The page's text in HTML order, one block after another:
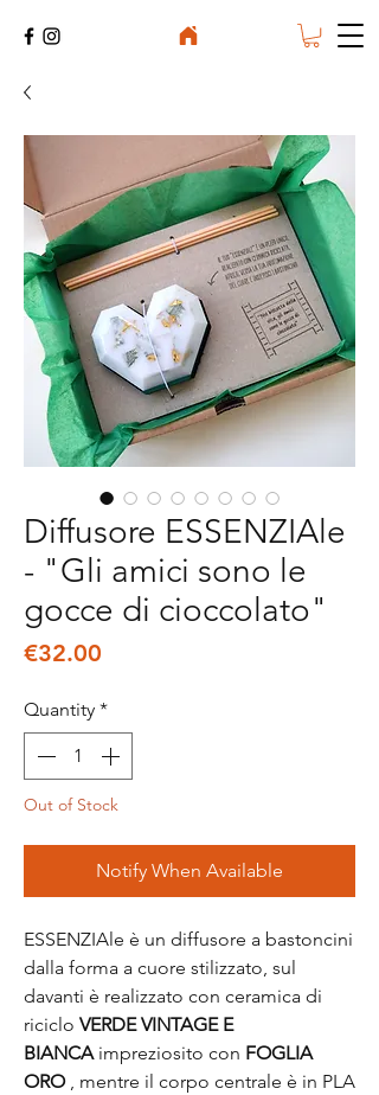
Diffusore ESSENZIAle
- "Gli amici sono le
gocce di cioccolato"
€32.00
Quantity *
Out of Stock
Notify When Available
ESSENZIAle è un diffusore a bastoncini
dalla forma a cuore stilizzato, sul
davanti è realizzato con ceramica di
riciclo VERDE VINTAGE E
BIANCA impreziosito con FOGLIA
ORO , mentre il corpo centrale è in PLA